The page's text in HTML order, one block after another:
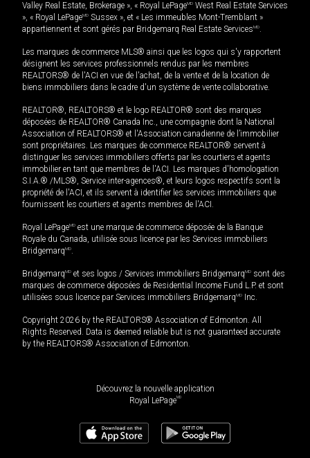
Valley Real Estate, Brokerage », « Royal LePageMD West Real Estate Services
», « Royal LePageMD Sussex », et « Les immeubles Mont-Tremblant »
appartiennent et sont gérés par Bridgemarq Real Estate ServicesMD.
Les marques de commerce MLS® ainsi que les logos qui s'y rapportent
désignent les services professionnels rendus par les membres
REALTORS® de l'ACI en vue de l'achat, de la vente et de la location de
biens immobiliers dans le cadre d'un système de vente collaborative.
REALTOR®, REALTORS® et le logo REALTOR® sont des marques
déposées de REALTOR® Canada Inc., une compagnie dont la National
Association of REALTORS® et l'Association canadienne de l’immobilier
sont propriétaires. Les marques de commerce REALTOR® servent à
distinguer les services immobiliers offerts par les courtiers et agents
immobilier en tant que membres de l'ACI. Les marques d'homologation
S.I.A.® /MLS®, Service inter-agences®, et leurs logos respectifs sont la
propriété de l'ACI, et ils servent à identifier les services immobiliers que
fournissent les courtiers et agents membres de l'ACI.
Royal LePageMD est une marque de commerce déposée de la Banque
Royale du Canada, utilisée sous licence par les Services immobiliers
BridgemarqMD.
BridgemarqMD et ses logos / Services immobiliers BridgemarqMD sont des
marques de commerce déposées de Residential Income Fund L.P. et sont
utilisées sous licence par Services immobiliers BridgemarqMD Inc.
Copyright 2026 by the REALTORS® Association of Edmonton. All
Rights Reserved. Data is deemed reliable but is not guaranteed accurate
by the REALTORS® Association of Edmonton.
Découvrez la nouvelle application
Royal LePageMD